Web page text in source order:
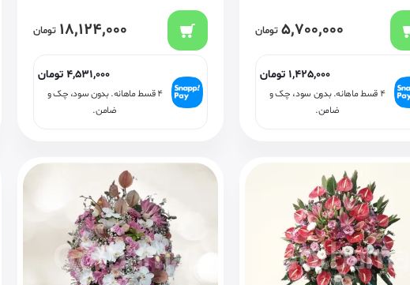
5,700,000 تومان
1,425,000 تومان
۴ قسط ماهانه. بدون سود، چک و
ضامن.
18,124,000 تومان
4,531,000 تومان
۴ قسط ماهانه. بدون سود، چک و
ضامن.